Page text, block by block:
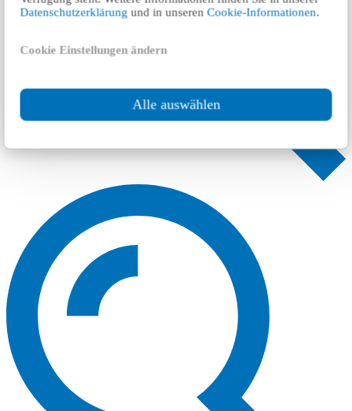
Datenschutzerklärung und in unserenCookie-Informationen.
Cookie Einstellungen ändern
Alle auswählen